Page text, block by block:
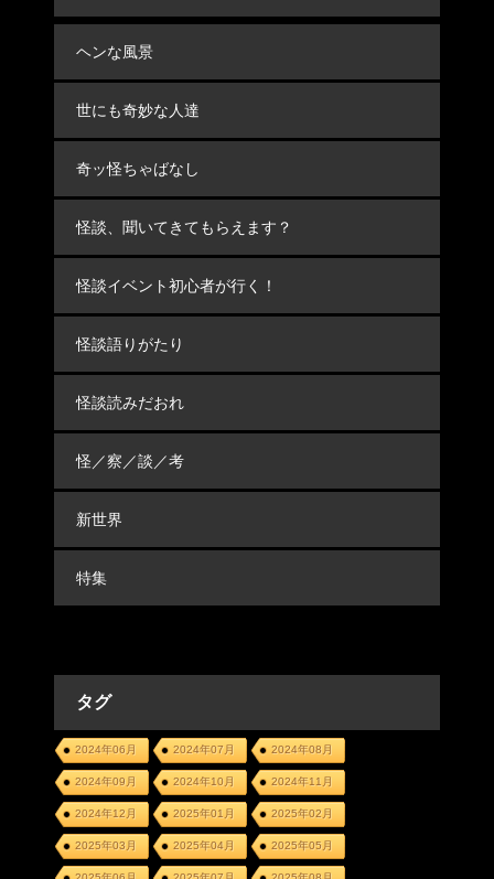
ヘンな風景
世にも奇妙な人達
奇ッ怪ちゃばなし
怪談、聞いてきてもらえます？
怪談イベント初心者が行く！
怪談語りがたり
怪談読みだおれ
怪／察／談／考
新世界
特集
タグ
2024年06月 2024年07月 2024年08月
2024年09月 2024年10月 2024年11月
2024年12月 2025年01月 2025年02月
2025年03月 2025年04月 2025年05月